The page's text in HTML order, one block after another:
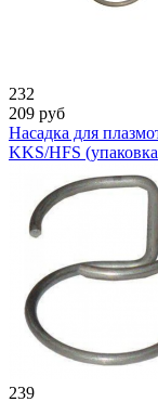
232
209 руб
Насадка для
KKS/HFS
239